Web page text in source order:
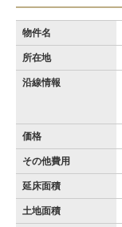
物件名
所在地
沿線情報
価格
その他費用
延床面積
土地面積